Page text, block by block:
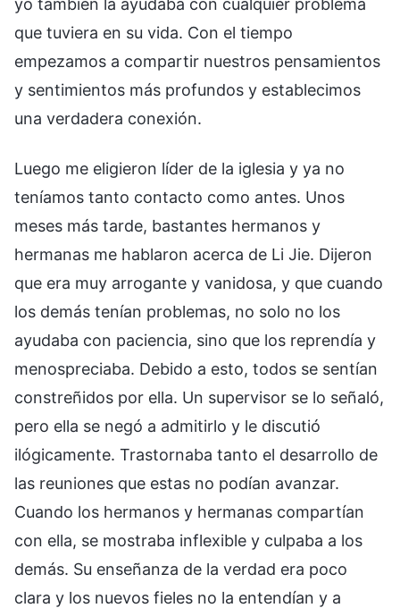
que tuviera en su vida. Con el tiempo
empezamos a compartir nuestros pensamientos
y sentimientos más profundos y establecimos
una verdadera conexión.
Luego me eligieron líder de la iglesia y ya no
teníamos tanto contacto como antes. Unos
meses más tarde, bastantes hermanos y
hermanas me hablaron acerca de Li Jie. Dijeron
que era muy arrogante y vanidosa, y que cuando
los demás tenían problemas, no solo no los
ayudaba con paciencia, sino que los reprendía y
menospreciaba. Debido a esto, todos se sentían
constreñidos por ella. Un supervisor se lo señaló,
pero ella se negó a admitirlo y le discutió
ilógicamente. Trastornaba tanto el desarrollo de
las reuniones que estas no podían avanzar.
Cuando los hermanos y hermanas compartían
con ella, se mostraba inflexible y culpaba a los
demás. Su enseñanza de la verdad era poco
clara y los nuevos fieles no la entendían y a